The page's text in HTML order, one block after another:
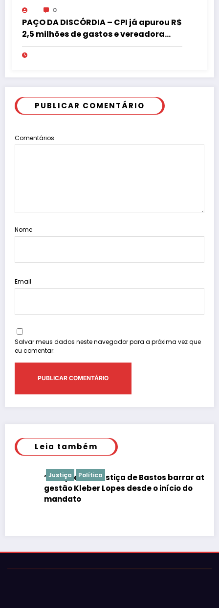
0
PAÇO DA DISCÓRDIA – CPI já apurou R$
2,5 milhões de gastos e vereadora
pede “acordo” para aprovar R$ 9,5
milhões
PUBLICAR COMENTÁRIO
Comentários
Nome
Email
Salvar meus dados neste navegador para a próxima vez que
eu comentar.
Leia também
Justiça Política
“É de praxe”: Justiça de Bastos barrar atos da
gestão Kleber Lopes desde o início do
mandato